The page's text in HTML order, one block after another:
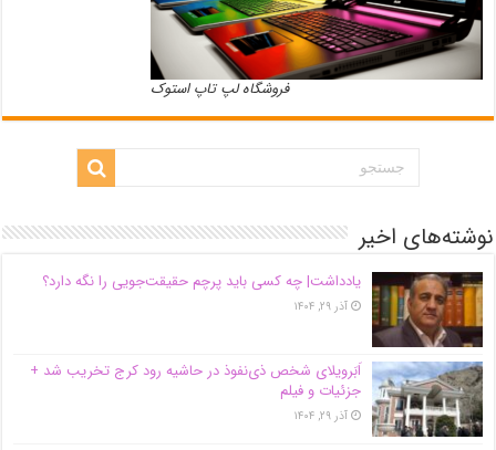
فروشگاه لپ تاپ استوک
نوشته‌های اخیر
یادداشت| ‌چه کسی باید پرچم حقیقت‌جویی را نگه دارد؟
آذر ۲۹, ۱۴۰۴
اَبَر‌ویلای شخص ذی‌نفوذ در حاشیه‌ رود کرج تخریب شد +
جزئیات و فیلم
آذر ۲۹, ۱۴۰۴